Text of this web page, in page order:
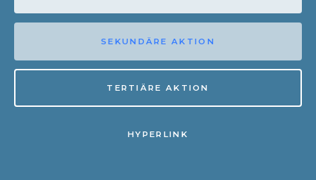
SEKUNDÄRE AKTION
TERTIÄRE AKTION
HYPERLINK